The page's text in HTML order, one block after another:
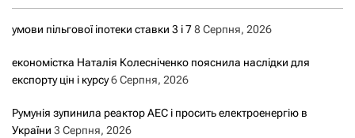
і
з
а
умови пільгової іпотеки ставки 3 і 78 Серпня, 2026
економістка Наталія Колесніченко пояснила наслідки для
експорту цін і курсу6 Серпня, 2026
Румунія зупинила реактор АЕС і просить електроенергію в
України 3 Серпня, 2026